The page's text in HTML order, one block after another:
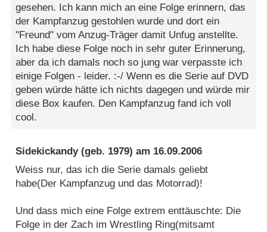
gesehen. Ich kann mich an eine Folge erinnern, das
der Kampfanzug gestohlen wurde und dort ein
"Freund" vom Anzug-Träger damit Unfug anstellte.
Ich habe diese Folge noch in sehr guter Erinnerung,
aber da ich damals noch so jung war verpasste ich
einige Folgen - leider. :-/ Wenn es die Serie auf DVD
geben würde hätte ich nichts dagegen und würde mir
diese Box kaufen. Den Kampfanzug fand ich voll
cool.
Sidekickandy(geb. 1979) am 16.09.2006
Weiss nur, das ich die Serie damals geliebt
habe(Der Kampfanzug und das Motorrad)!
Und dass mich eine Folge extrem enttäuschte: Die
Folge in der Zach im Wrestling Ring(mitsamt